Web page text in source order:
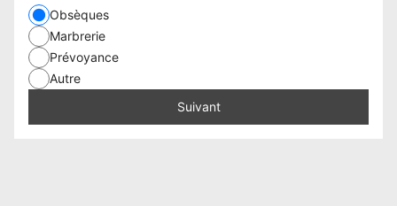
Obsèques
Marbrerie
Prévoyance
Autre
Suivant